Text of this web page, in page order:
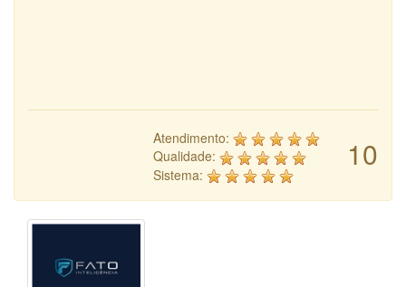
10
Atendimento:
Qualidade:
Sistema: